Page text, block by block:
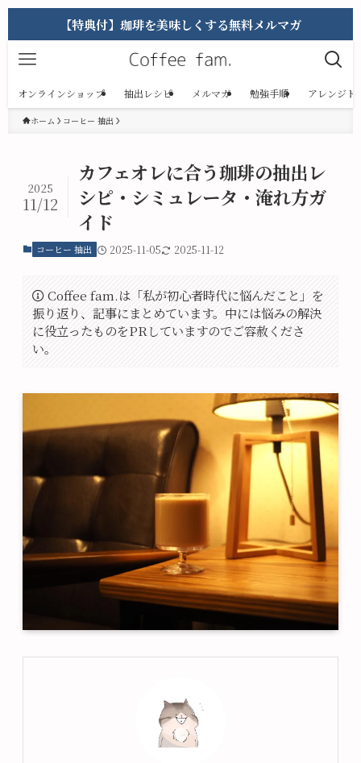
【特典付】珈琲を美味しくする無料メルマガ
オンラインショップ 抽出レシピ メルマガ 勉強手順 アレンジド
ホーム コーヒー 抽出
カフェオレに合う珈琲の抽出レ
シピ・シミュレータ・淹れ方ガ
イド
2025
11/12
コーヒー 抽出 2025-11-05 2025-11-12
Coffee fam.は「私が初心者時代に悩んだこと」を
振り返り、記事にまとめています。中には悩みの解決
に役立ったものをPRしていますのでご容赦くださ
い。